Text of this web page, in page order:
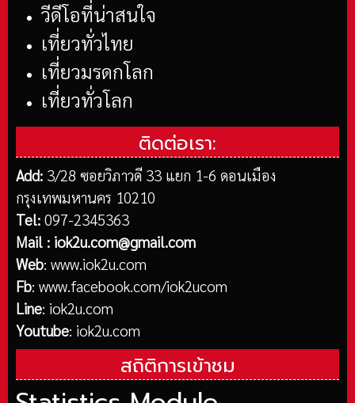
วีดีโอที่น่าสนใจ
เที่ยวทั่วไทย
เที่ยวมรดกโลก
เที่ยวทั่วโลก
ติดต่อเรา:
Add: 3/28 ซอยวิภาวดี 33 แยก 1-6 ดอนเมือง
กรุงเทพมหานคร 10210
Tel: 097-2345363
Mail : iok2u.com@gmail.com
Web: www.iok2u.com
Fb: www.facebook.com/iok2ucom
Line: iok2u.com
Youtube: iok2u.com
สถิติการเข้าชม